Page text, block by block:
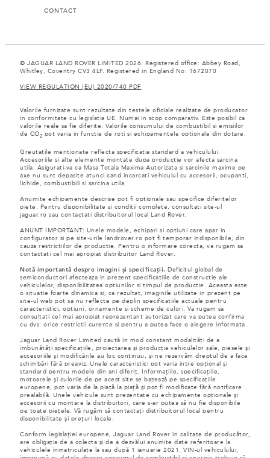
CONTACT
© JAGUAR LAND ROVER LIMITED 2026: Registered office: Abbey Road,
Whitley, Coventry CV3 4LF. Registered in England No: 1672070
VIEW REGULATION (EU) 2020/740 PDF
Valorile furnizate sunt rezultate din testele oficiale realizate de producator
in conformitate cu legislatia UE. Numai in scop comparativ. Este posibil ca
valorile reale sa fie diferite. Valorile consumului de combustibil si emisiilor
de CO2 pot varia in functie de roti si echipamentele optionale din dotare.
Greutatile mentionate reflecta specificatia standard a vehiculului.
Accesoriile si alte elemente montate dupa productie vor afecta sarcina
utila. Asigurati-va ca Masa Totala Maxima Autorizata si sarcinile maxime pe
axe nu sunt depasite atunci cand incarcati vehiculul cu accesorii, ocupanti,
lichide, combustibili si sarcina utila.
Anumite echipamente descrise pot fi optionale sau specifice diferitelor
piete. Pentru disponibilitate si conditii complete, consultati site-ul
jaguar.ro sau contactati distribuitorul local Land Rover.
ANUNT IMPORTANT: Unele modele, echipari si optiuni care apar in
configurator si pe site-urile landrover.ro pot fi temporar indisponibile, din
cauza restrictiilor de productie. Pentru o informare corecta, va rugam sa
contactati cel mai apropiat distribuitor Land Rover.
Notă importantă despre imagini și specificații. Deficitul global de
semiconductori afecteaza in prezent specificatiile de constructie ale
vehiculelor, disponibilitatea optiunilor si timpul de productie. Aceasta este
o situatie foarte dinamica si, ca rezultat, imaginile utilizate in prezent pe
site-ul web pot sa nu reflecte pe deplin specificatiile actuale pentru
caracteristici, optiuni, ornamente si scheme de culori. Va rugam sa
consultati cel mai apropiat reprezentant autorizat care va putea confirma
cu dvs. orice restrictii curente si pentru a putea face o alegere informata.
Jaguar Land Rover Limited caută în mod constant modalități de a
îmbunătăți specificațiile, proiectarea și producția vehiculelor sale, piesele și
accesoriile și modificările au loc continuu, și ne rezervăm dreptul de a face
schimbări fără preaviz. Unele caracteristici pot varia între opțional și
standard pentru modele din ani diferiț. Informațiile, specificațiile,
motoarele și culorile de pe acest site se bazează pe specificațiile
europene, pot varia de la piață la piață și pot fi modificate fără notificare
prealabilă. Unele vehicule sunt prezentate cu echipamente opționale și
accesorii cu montare la distribuitori, care s-ar putea să nu fie disponibile
pe toate piețele. Vă rugăm să contactați distribuitorul local pentru
disponibilitate și prețuri locale.
Conform legislației europene, Jaguar Land Rover în calitate de producător,
are obligația de a colecta și de a dezvălui anumite date referitoare la
vehiculele înmatriculate la sau după 1 ianuarie 2021. VIN-ul vehiculului,